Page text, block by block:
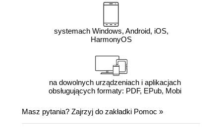
systemach Windows, Android, iOS,
HarmonyOS
na dowolnych urządzeniach i aplikacjach
obsługujących formaty: PDF, EPub, Mobi
Masz pytania? Zajrzyj do zakładki Pomoc »